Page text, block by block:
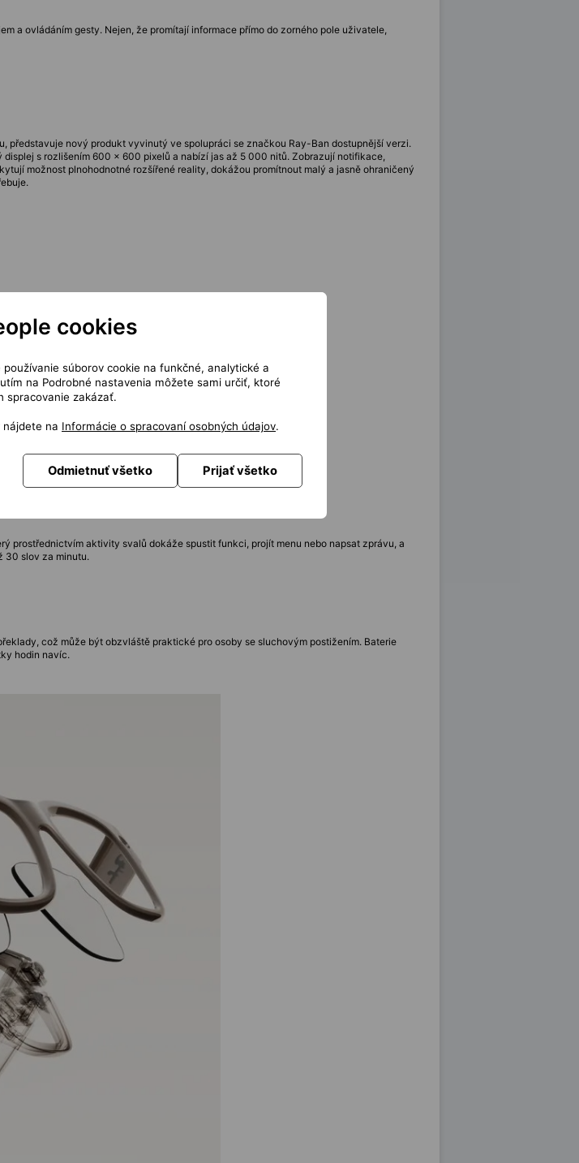
a ovládáním gesty. Nejen, že promítají informace přímo do zorného pole uživatele,
představuje nový produkt vyvinutý ve spolupráci se značkou Ray-Ban dostupnější verzi.
s rozlišením 600 × 600 pixelů a nabízí jas až 5 000 nitů. Zobrazují notifikace,
možnost plnohodnotné rozšířené reality, dokážou promítnout malý a jasně ohraničený
prostřednictvím aktivity svalů dokáže spustit funkci, projít menu nebo napsat zprávu, a
30 slov za minutu.
což může být obzvláště praktické pro osoby se sluchovým postižením. Baterie
hodin navíc.
cookies
súborov cookie na funkčné, analytické a
na Podrobné nastavenia môžete sami určiť, ktoré
spracovanie zakázať.
nájdete na Informácie o spracovaní osobných údajov.
Odmietnuť všetko Prijať všetko